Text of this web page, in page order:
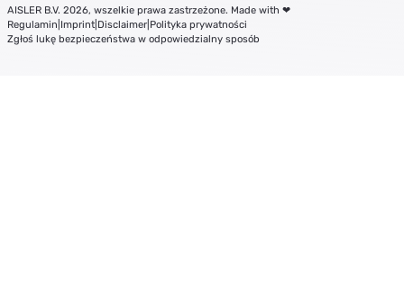
AISLER B.V. 2026, wszelkie prawa zastrzeżone. Made with ❤
Regulamin Imprint| Disclaimer| Polityka prywatności
Zgłoś lukę bezpieczeństwa w odpowiedzialny sposób